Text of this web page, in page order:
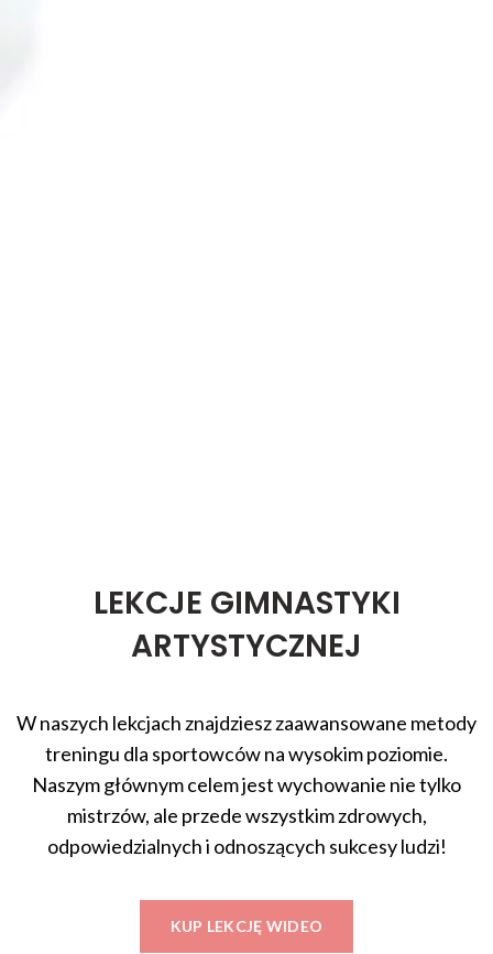
LEKCJE GIMNASTYKI
ARTYSTYCZNEJ
W naszych lekcjach znajdziesz zaawansowane metody
treningu dla sportowców na wysokim poziomie.
Naszym głównym celem jest wychowanie nie tylko
mistrzów, ale przede wszystkim zdrowych,
odpowiedzialnych i odnoszących sukcesy ludzi!
KUP LEKCJĘ WIDEO